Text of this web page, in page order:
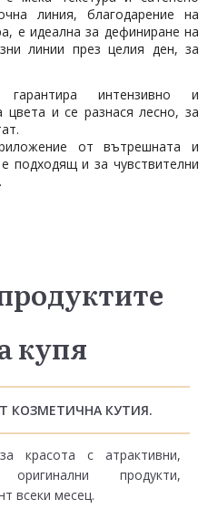
линия, благодарение на
е идеална за дефиниране на
линии през целия ден, за
гарантира интензивно и
и се разнася лесно, за
от вътрешната и
подходящ и за чувствителни
купя
КОЗМЕТИЧНА КУТИЯ.
красота с атрактивни,
продукти,
всеки месец.